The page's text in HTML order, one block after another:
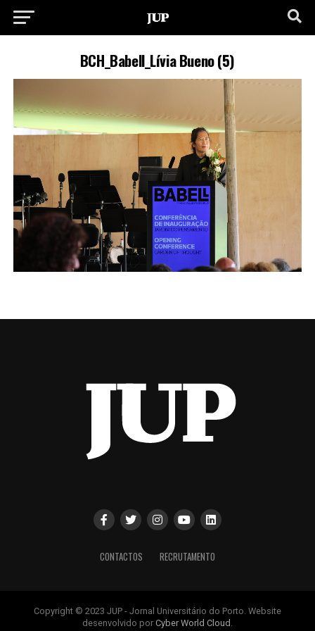
BCH_Babell_Lívia Bueno (5)
CONTACTOS RECRUTAMENTO
Copyright © 2023 JUP - Jornal Universitário do Porto. Website
desenvolvido por Cyber World Cloud